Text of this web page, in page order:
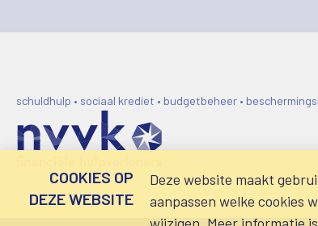
schuldhulp • sociaal krediet • budgetbeheer •
COOKIES OP
DEZE WEBSITE
Deze website maakt
aanpassen welke cookies